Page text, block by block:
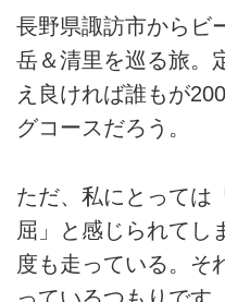
長野県諏訪市からビ
岳＆清里を巡る旅。
え良ければ誰もが
グコースだろう。
ただ、私にとっては
屈」と感じられてし
度も走っている。そ